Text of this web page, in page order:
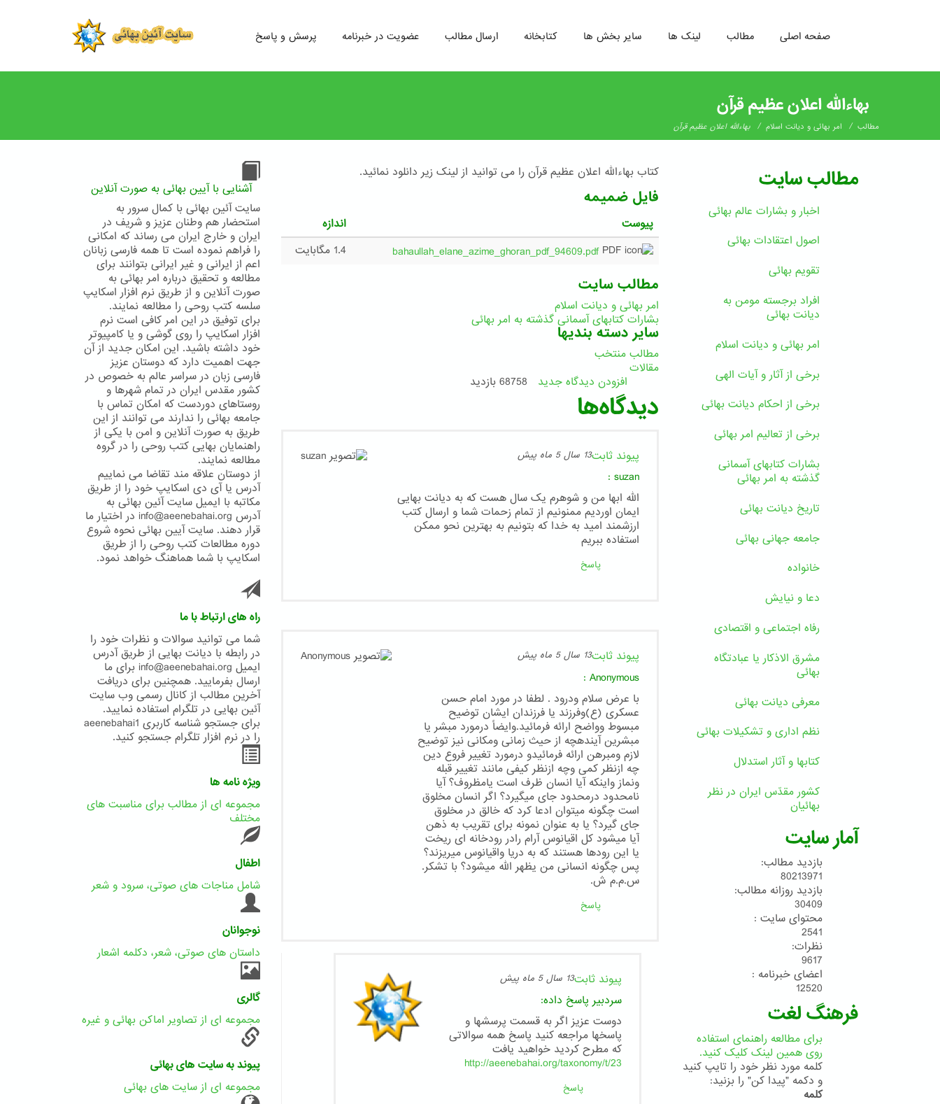
رفتن
پرسش و پاسخ عضویت در خبرنامه ارسال مطالب کتابخانه سایر بخش ها لینک ها مطالب صفحه اصلی
بهاءالله اعلان عظیم قرآن
مطالب / امر بهائی و دیانت اسلام / بهاءالله اعلان عظیم قرآن
کتاب بهاءالله اعلان عظیم قرآن را می توانید از لینک زیر دانلود نمائید.
فایل ضمیمه
پیوست
اندازه
bahaullah_elane_azime_ghoran_pdf_94609.pdf
1.4 مگابایت
مطالب سایت
امر بهائی و دیانت اسلام
بشارات کتابهای آسمانی گذشته به امر بهائی
سایر دسته بندیها
مطالب منتخب
مقالات
افزودن دیدگاه جدید
68758 بازدید
دیدگاه‌ها
پیوند ثابت13 سال 5 ماه پیش
suzan
:
الله ابها من و شوهرم یک سال هست که به دیانت بهایی
ایمان اوردیم ممنونیم از تمام زحمات شما و ارسال کتب
ارزشمند امید به خدا که بتونیم به بهترین نحو ممکن
استفاده ببریم
پاسخ
پیوند ثابت13 سال 5 ماه پیش
Anonymous
:
با عرض سلام ودرود . لطفا در مورد امام حسن
عسکری (ع)وفرزند یا فرزندان ایشان توضیح
مبسوط وواضح ارائه فرمائید.وایضاً درمورد مبشر یا
مبشرین آیندهچه از حیث زمانی ومکانی نیز توضیح
لازم ومبرهن ارائه فرمائیدو درمورد تغییر فروع دین
چه ازنظر کمی وچه ازنظر کیفی مانند تغییر قبله
ونماز واینکه آیا انسان ظرف است یامظروف؟ آیا
نامحدود درمحدود جای میگیرد؟ اگر انسان مخلوق
است چگونه میتوان ادعا کرد که خالق در مخلوق
جای گیرد؟ یا به عنوان نمونه برای تقریب به ذهن
آیا میشود کل اقیانوس آرام رادر رودخانه ای ریخت
یا این رودها هستند که به دریا واقیانوس میریزند؟
پس چگونه انسانی من یظهر الله میشود؟ با تشکر.
س.م.م ش.
پاسخ
پیوند ثابت13 سال 5 ماه پیش
سردبیر پاسخ داده:
دوست عزیز اگر به قسمت پرسشها و
پاسخها مراجعه کنید پاسخ همه سوالاتی
که مطرح کردید خواهید یافت
http://aeenebahai.org/taxonomy/t/23
پاسخ
آشنایی با آیین بهائی به صورت آنلاین
سایت آئین بهائی با کمال سرور به
استحضار هم وطنان عزیز و شریف در
ایران و خارج ایران می رساند که امکانی
را فراهم نموده است تا همه فارسی زبانان
اعم از ایرانی و غیر ایرانی بتوانند برای
مطالعه و تحقیق درباره امر بهائی به
صورت آنلاین و از طریق نرم افزار اسکایپ
سلسه کتب روحی را مطالعه نمایند.
برای توفیق در این امر کافی است نرم
افزار اسکایپ را روی گوشی و یا کامپیوتر
خود داشته باشید. این امکان جدید از آن
جهت اهمیت دارد که دوستان عزیز
فارسی زبان در سراسر عالم به خصوص در
کشور مقدس ایران در تمام شهرها و
روستاهای دوردست که امکان تماس با
جامعه بهائی را ندارند می توانند از این
طریق به صورت آنلاین و امن با یکی از
راهنمایان بهایی کتب روحی را در گروه
مطالعه نمایند.
از دوستان علاقه مند تقاضا می نماییم
آدرس یا آی دی اسکایپ خود را از طریق
مکاتبه با ایمیل سایت آئین بهائی به
آدرس info@aeenebahai.org در اختیار ما
قرار دهند. سایت آیین بهائی نحوه شروع
دوره مطالعات کتب روحی را از طریق
اسکایپ با شما هماهنگ خواهد نمود.
راه های ارتباط با ما
شما می توانید سوالات و نظرات خود را
در رابطه با دیانت بهایی از طریق آدرس
ایمیل info@aeenebahai.org برای ما
ارسال بفرمایید. همچنین برای دریافت
آخرین مطالب از کانال رسمی وب سایت
آئین بهایی در تلگرام استفاده نمایید.
برای جستجو شناسه کاربری aeenebahai1
را در نرم افزار تلگرام جستجو کنید.
ویژه نامه ها
مجموعه ای از مطالب برای مناسبت های
مختلف
اطفال
شامل مناجات های صوتی، سرود و شعر
نوجوانان
داستان های صوتی، شعر، دکلمه اشعار
گالری
مجموعه ای از تصاویر اماکن بهائی و غیره
پیوند به سایت های بهائی
مجموعه ای از سایت های بهائی
مطالب سایت
اخبار و بشارات عالم بهائى
اصول اعتقادات بهائی
تقویم بهائی
افراد برجسته مومن به
دیانت بهائی
امر بهائی و دیانت اسلام
برخی از آثار و آیات الهی
برخی از احکام دیانت بهائی
برخی از تعالیم امر بهائی
بشارات کتابهای آسمانی
گذشته به امر بهائی
تاریخ دیانت بهائی
جامعه جهانی بهائی
خانواده
دعا و نیایش
رفاه اجتماعی و اقتصادی
مشرق الاذکار یا عبادتگاه
بهائی
معرفی دیانت بهائی
نظم اداری و تشکیلات بهائی
کتابها و آثار استدلال
کشور مقدّس ایران در نظر
بهائیان
آمار سایت
بازدید مطالب:
80213971
بازدید روزانه مطالب:
30409
محتوای سایت :
2541
نظرات:
9617
اعضای خبرنامه :
12520
فرهنگ لغت
برای مطالعه راهنمای استفاده
روی همین لینک کلیک کنید.
کلمه مورد نظر خود را تایپ کنید
و دکمه "پیدا کن" را بزنید:
کلمه